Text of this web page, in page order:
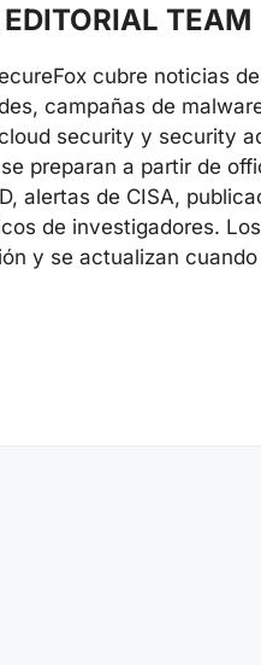
TEAM
cubre noticias de
campañas de
security y security
preparan a partir de
alertas de CISA,
de investigadores.
y se actualizan